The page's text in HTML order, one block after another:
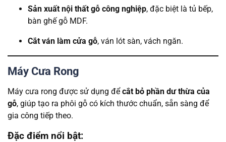
Sản xuất nội thất gỗ công nghiệp, đặc biệt là tủ bếp,
bàn ghế gỗ MDF.
Cắt ván làm cửa gỗ, ván lót sàn, vách ngăn.
Máy Cưa Rong
Máy cưa rong được sử dụng đểcắt bỏ phần dư thừa của
gỗ, giúp tạo ra phôi gỗ có kích thước chuẩn, sẵn sàng để
gia công tiếp theo.
Đặc điểm nổi bật: